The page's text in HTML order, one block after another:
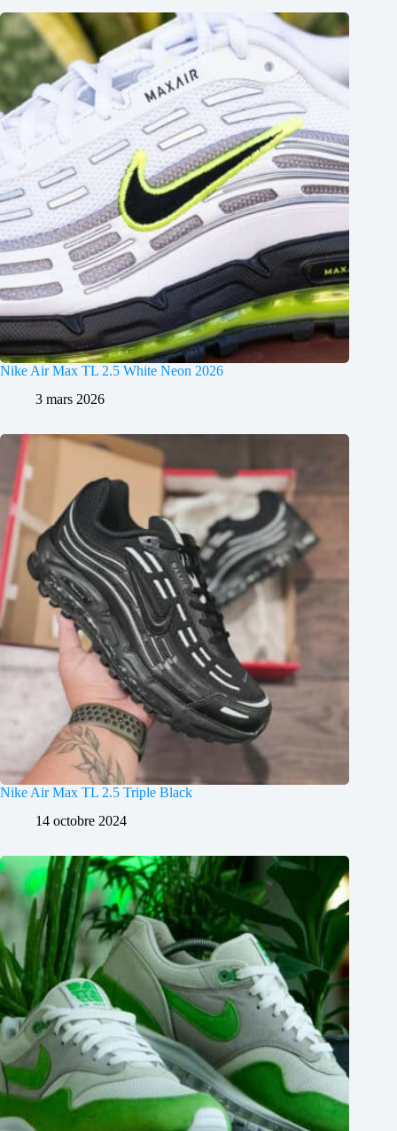
Nike Air Max TL 2.5 White Neon 2026
3 mars 2026
Nike Air Max TL 2.5 Triple Black
14 octobre 2024